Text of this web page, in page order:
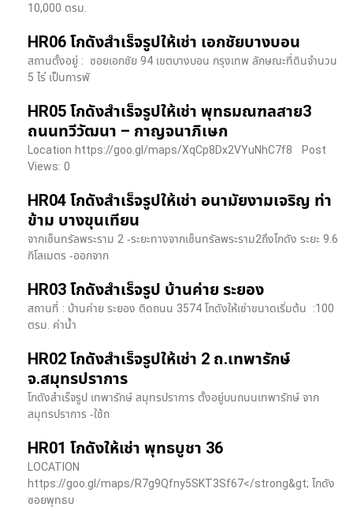
10,000 ตรม.
HR06 โกดังสำเร็จรูปให้เช่า เอกชัยบางบอน
สถานตั้งอยู่ : ซอยเอกชัย 94 เขตบางบอน กรุงเทพ ลักษณะที่ดินจำนวน
5 ไร่ เป็นการพั
HR05 โกดังสำเร็จรูปให้เช่า พุทธมณฑลสาย3
ถนนทวีวัฒนา – กาญจนาภิเษก
Location https://goo.gl/maps/XqCp8Dx2VYuNhC7f8 Post
Views: 0
HR04 โกดังสำเร็จรูปให้เช่า อนามัยงามเจริญ ท่า
ข้าม บางขุนเทียน
จากเซ็นทรัลพระราม 2 -ระยะทางจากเซ็นทรัลพระราม2ถึงโกดัง ระยะ 9.6
กิโลเมตร -ออกจาก
HR03 โกดังสำเร็จรูป บ้านค่าย ระยอง
สถานที่ : บ้านค่าย ระยอง ติดถนน 3574 โกดังให้เช่าขนาดเริ่มต้น :100
ตรม. ค่าน้ำ
HR02 โกดังสำเร็จรูปให้เช่า 2 ถ.เทพารักษ์
จ.สมุทรปราการ
โกดังสำเร็จรูป เทพารักษ์ สมุทรปราการ ตั้งอยู่บนถนนเทพารักษ์ จาก
สมุทรปราการ -ใช้ถ
HR01 โกดังให้เช่า พุทธบูชา 36
LOCATION
https://goo.gl/maps/R7g9Qfny5SKT3Sf67</strong&gt; โกดัง
ซอยพุทธบ